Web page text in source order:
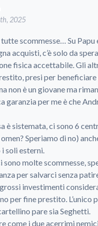
2025
scommesse… Su Papu
acquisti, c’è solo da
fisica accettabile. Gli
presi per beneficiare
non è un giovane ma
garanzia per me è che
è sistemata, ci sono 6
Speriamo di no)
soli esterni.
sono molte scommesse,
per salvarci senza
investimenti
per fine prestito. L’unico
pare sia Seghetti.
come i due acerrimi